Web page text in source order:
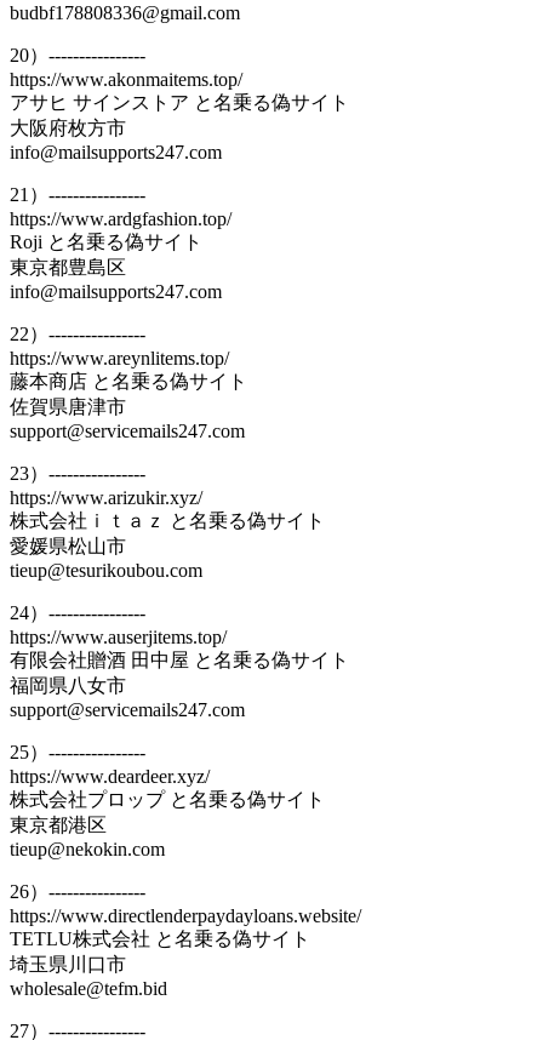
budbf178808336@gmail.com
20）----------------
https://www.akonmaitems.top/
アサヒ サインストア と名乗る偽サイト
大阪府枚方市
info@mailsupports247.com
21）----------------
https://www.ardgfashion.top/
Roji と名乗る偽サイト
東京都豊島区
info@mailsupports247.com
22）----------------
https://www.areynlitems.top/
藤本商店 と名乗る偽サイト
佐賀県唐津市
support@servicemails247.com
23）----------------
https://www.arizukir.xyz/
株式会社ｉｔａｚ と名乗る偽サイト
愛媛県松山市
tieup@tesurikoubou.com
24）----------------
https://www.auserjitems.top/
有限会社贈酒 田中屋 と名乗る偽サイト
福岡県八女市
support@servicemails247.com
25）----------------
https://www.deardeer.xyz/
株式会社プロップ と名乗る偽サイト
東京都港区
tieup@nekokin.com
26）----------------
https://www.directlenderpaydayloans.website/
TETLU株式会社 と名乗る偽サイト
埼玉県川口市
wholesale@tefm.bid
27）----------------